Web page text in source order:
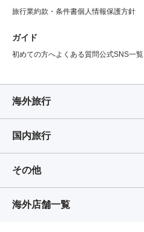
旅行業約款・条件書個人情報保護方針
ガイド
初めての方へよくある質問公式SNS一覧
海外旅行
国内旅行
その他
海外店舗一覧